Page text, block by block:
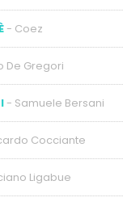
- Coez
De Gregori
- Samuele Bersani
Cocciante
Ligabue